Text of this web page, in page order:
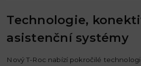
Technologie,
asistenční systémy
Nový T-Roc nabízí pokročilé